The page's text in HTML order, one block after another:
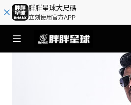
胖胖星球大尺碼
立刻使用官方APP